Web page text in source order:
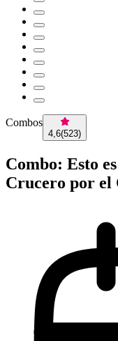
Combos
4,6(523)
Combo: Esto
Crucero por el